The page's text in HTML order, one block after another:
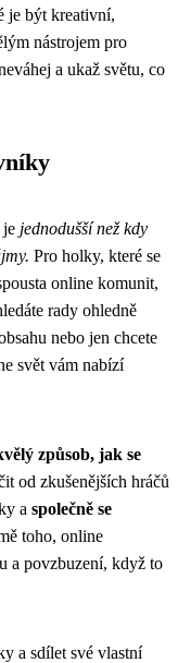
je být kreativní,
nástrojem pro
a ukaž světu, co
je jednodušší než kdy
Pro holky, které se
online komunit,
rady ohledně
nebo jen chcete
svět vám nabízí
způsob, jak se
od zkušenějších hráčů
a společně se
toho, online
a povzbuzení, když to
a sdílet své vlastní